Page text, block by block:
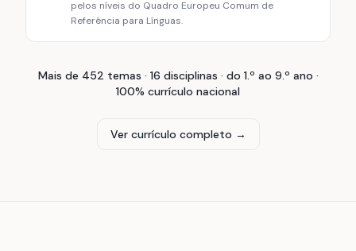
pelos níveis do Quadro Europeu Comum de
Referência para Línguas.
Mais de 452 temas · 16 disciplinas · do 1.º ao 9.º ano ·
100% currículo nacional
Ver currículo completo →